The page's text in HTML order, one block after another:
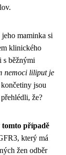
maminka si
klinického
s běžnými
nemoci liliput je
jsou
že?
tomto případě
který má
žen odběr